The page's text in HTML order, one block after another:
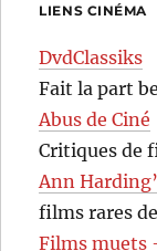
LIENS CINÉMA
DvdClassiks
Fait la part
Abus de Ciné
Critiques de
Ann
films rares
Films muets